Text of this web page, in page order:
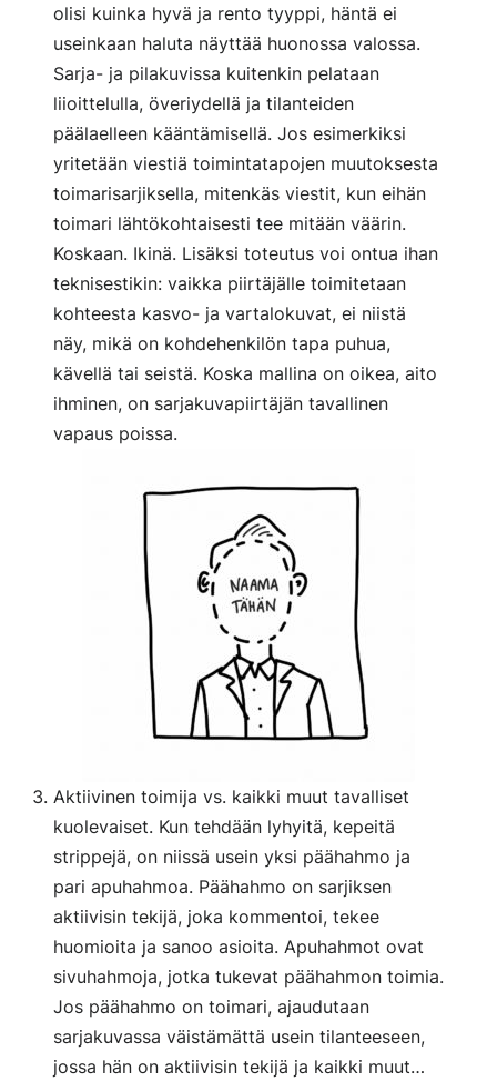
olisi kuinka hyvä ja rento tyyppi, häntä ei
useinkaan haluta näyttää huonossa valossa.
Sarja- ja pilakuvissa kuitenkin pelataan
liioittelulla, överiydellä ja tilanteiden
päälaelleen kääntämisellä. Jos esimerkiksi
yritetään viestiä toimintatapojen muutoksesta
toimarisarjiksella, mitenkäs viestit, kun eihän
toimari lähtökohtaisesti tee mitään väärin.
Koskaan. Ikinä. Lisäksi toteutus voi ontua ihan
teknisestikin: vaikka piirtäjälle toimitetaan
kohteesta kasvo- ja vartalokuvat, ei niistä
näy, mikä on kohdehenkilön tapa puhua,
kävellä tai seistä. Koska mallina on oikea, aito
ihminen, on sarjakuvapiirtäjän tavallinen
vapaus poissa.
Aktiivinen toimija vs. kaikki muut tavalliset
kuolevaiset. Kun tehdään lyhyitä, kepeitä
strippejä, on niissä usein yksi päähahmo ja
pari apuhahmoa. Päähahmo on sarjiksen
aktiivisin tekijä, joka kommentoi, tekee
huomioita ja sanoo asioita. Apuhahmot ovat
sivuhahmoja, jotka tukevat päähahmon toimia.
Jos päähahmo on toimari, ajaudutaan
sarjakuvassa väistämättä usein tilanteeseen,
jossa hän on aktiivisin tekijä ja kaikki muut…